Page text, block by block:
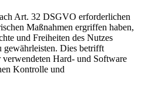
Art. 32 DSGVO erforderlichen
Maßnahmen ergriffen haben,
und Freiheiten des Nutzes
gewährleisten. Dies betrifft
Hard- und Software
Kontrolle und